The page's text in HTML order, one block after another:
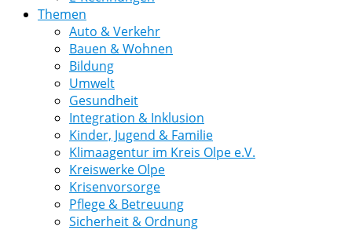
Themen
Auto & Verkehr
Bauen & Wohnen
Bildung
Umwelt
Gesundheit
Integration & Inklusion
Kinder, Jugend & Familie
Klimaagentur im Kreis Olpe e.V.
Kreiswerke Olpe
Krisenvorsorge
Pflege & Betreuung
Sicherheit & Ordnung